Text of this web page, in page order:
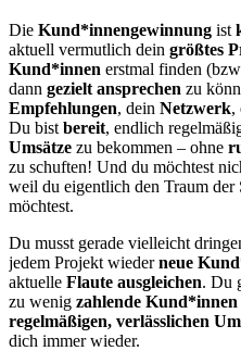
Die Kund*innengewinnung ist
aktuell vermutlich dein größtes
Kund*innen erstmal finden
dann gezielt ansprechen zu
Empfehlungen, dein Netzwerk,
Du bist bereit, endlich
Umsätze zu bekommen – ohne
zu schuften! Und du möchtest
weil du eigentlich den Traum der
möchtest.
Du musst gerade vielleicht
jedem Projekt wiederneue
aktuelle Flaute ausgleichen. Du
zu wenig zahlende Kund*innen
regelmäßigen, verlässlichen
dich immer wieder.